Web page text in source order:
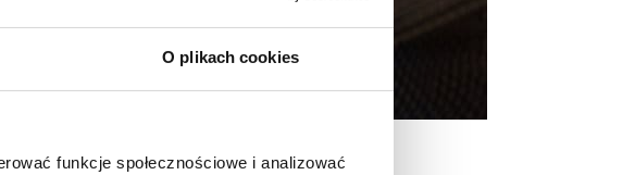
O plikach cookies
funkcje społecznościowe i analizować